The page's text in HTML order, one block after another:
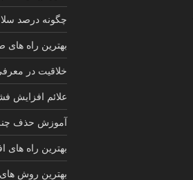
چگونه درصد
بهترین راه
خلاقیت در
علائم افزایش
آموزش حذف
بهترین راه های
بهترین روش